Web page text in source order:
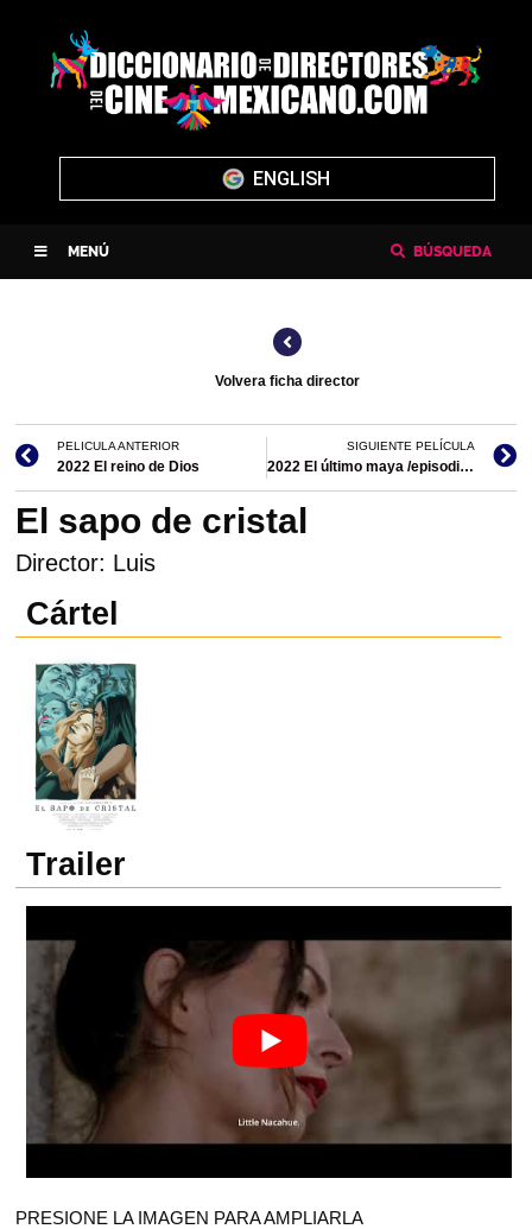
ENGLISH
MENÚ BÚSQUEDA
Volvera ficha director
PELICULA ANTERIOR
2022 El reino de Dios
SIGUIENTE PELÍCULA
2022 El último maya /episodio de Interacciones. Cuando el cine mira a la naturaleza
El sapo de cristal
Director: Luis
Cártel
Trailer
PRESIONE LA IMAGEN PARA AMPLIARLA